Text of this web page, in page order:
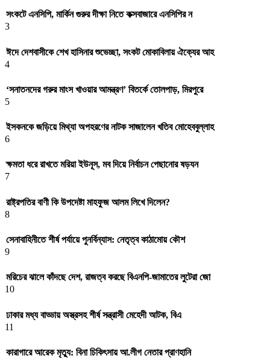
সংকটে এনসিপি, মার্কিন গুরুর দীক্ষা নিতে কক্সবাজারে এনসিপির ন
3
ঈদে দেশবাসীকে শেখ হাসিনার শুভেচ্ছা, সংকট মোকাবিলায় ঐক্যের আহ
4
‘সনাতনদের গরুর মাংস খাওয়ার আমন্ত্রণ’ বিতর্কে তোলপাড়, মিরপুরে
5
ইসকনকে জড়িয়ে মিথ্যা অপহরণের নাটক সাজালেন খতিব মোহেববুল্লাহ
6
ক্ষমতা ধরে রাখতে মরিয়া ইউনূস, মব দিয়ে নির্বাচন পেছানোর ষড়যন
7
রাষ্ট্রপতির বাণী কি উপদেষ্টা মাহফুজ আলম লিখে দিলেন?
8
সেনাবাহিনীতে শীর্ষ পর্যায়ে পুনর্বিন্যাস: নেতৃত্ব কাঠামোয় কৌশ
9
মরিচের ঝালে কাঁদছে দেশ, রাজত্ব করছে বিএনপি-জামাতের লুটেরা জো
10
ঢাকার মধ্য বাড্ডায় অস্ত্রসহ শীর্ষ সন্ত্রাসী মেহেদী আটক, বিএ
11
কারাগারে আরেক মৃত্যু: বিনা চিকিৎসায় আ.লীগ নেতার প্রাণহানি